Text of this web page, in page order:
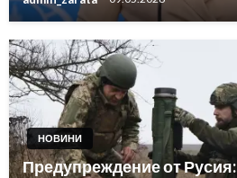
НОВИНИ
Предупреждение от Русия: